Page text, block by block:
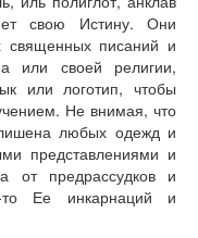
свою Истину. Они
писаний и
или своей религии,
или логотип, чтобы
Не внимая, что
любых одежд и
представлениями и
от предрассудков и
то Ее инкарнаций и